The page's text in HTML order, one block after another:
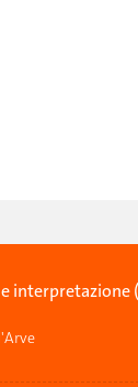
interpretazione